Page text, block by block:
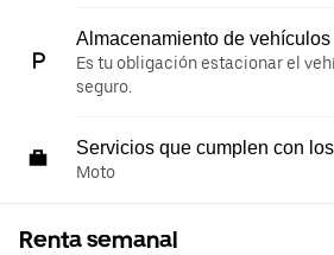
Almacenamiento de vehículos
Es tu obligación estacionar el
seguro.
Servicios que cumplen con
Moto
Renta semanal